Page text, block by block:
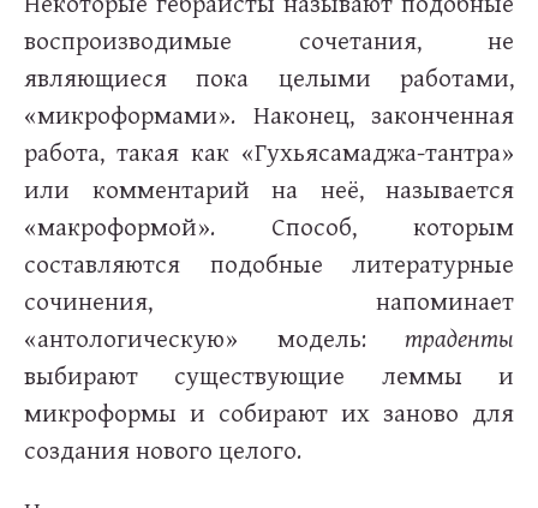
воспроизводимые сочетания, не
являющиеся пока целыми работами,
«микроформами». Наконец, законченная
работа, такая как «Гухьясамаджа-тантра»
или комментарий на неё, называется
«макроформой». Способ, которым
составляются подобные литературные
сочинения, напоминает
«антологическую» модель: траденты
выбирают существующие леммы и
микроформы и собирают их заново для
создания нового целого.